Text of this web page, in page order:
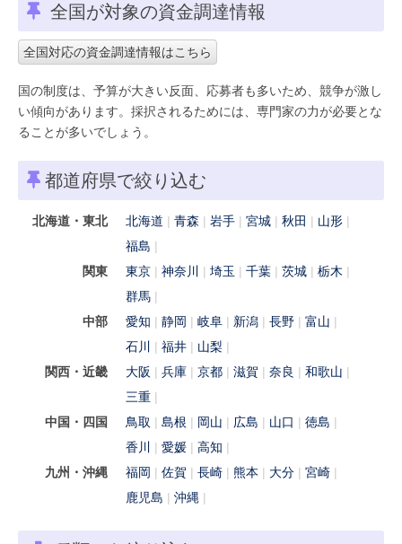
全国が対象の資金調達情報
全国対応の資金調達情報はこちら
国の制度は、予算が大きい反面、応募者も多いため、競争が激し
い傾向があります。採択されるためには、専門家の力が必要とな
ることが多いでしょう。
都道府県で絞り込む
北海道・東北 北海道 青森 岩手 宮城 秋田
山形
福島
関東
東京 神奈川 埼玉 千葉 茨城
栃木
群馬
中部
愛知 静岡 岐阜 新潟 長野
富山
石川
福井
山梨
関西・近畿
大阪 兵庫 京都 滋賀 奈良
和歌山
三重
中国・四国
鳥取 島根 岡山 広島 山口
徳島
香川
愛媛
高知
九州・沖縄
福岡 佐賀 長崎 熊本 大分
宮崎
鹿児島
沖縄